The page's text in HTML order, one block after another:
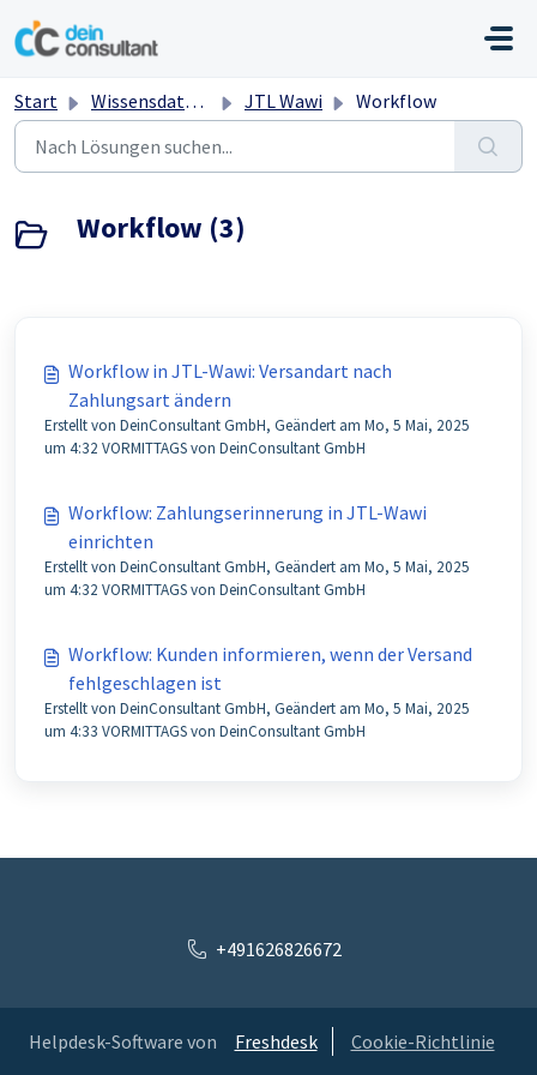
Start Wissensdatenbank JTL Wawi Workflow
Workflow (3)
Workflow in JTL-Wawi: Versandart nach
Zahlungsart ändern
Erstellt von DeinConsultant GmbH, Geändert am Mo, 5 Mai, 2025
um 4:32 VORMITTAGS von DeinConsultant GmbH
Workflow: Zahlungserinnerung in JTL-Wawi
einrichten
Erstellt von DeinConsultant GmbH, Geändert am Mo, 5 Mai, 2025
um 4:32 VORMITTAGS von DeinConsultant GmbH
Workflow: Kunden informieren, wenn der Versand
fehlgeschlagen ist
Erstellt von DeinConsultant GmbH, Geändert am Mo, 5 Mai, 2025
um 4:33 VORMITTAGS von DeinConsultant GmbH
+491626826672
Helpdesk-Software von Freshdesk Cookie-Richtlinie